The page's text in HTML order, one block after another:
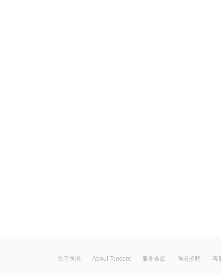
关于腾讯 About Tencent 服务条款 腾讯招聘 客